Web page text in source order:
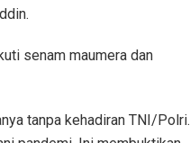
senam maumera dan
tanpa kehadiran TNI/Polri.